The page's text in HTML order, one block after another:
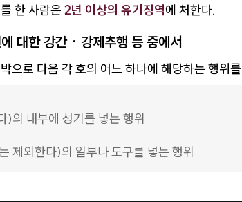
한 사람은 2년 이상의 유기징역에 처한다.
대한 강간ㆍ강제추행 등 중에서
으로 다음 각 호의 어느 하나에 해당하는 행위
의 내부에 성기를 넣는 행위
제외한다)의 일부나 도구를 넣는 행위